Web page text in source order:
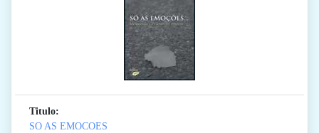
Titulo:
SO AS EMOCOES